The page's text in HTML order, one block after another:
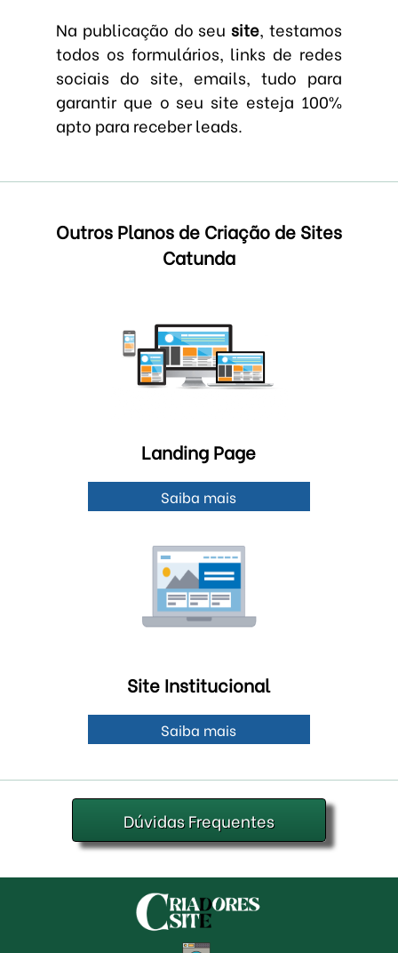
Na publicação do seusite, testamos
todos os formulários, links de redes
sociais do site, emails, tudo para
garantir que o seu site esteja 100%
apto para receber leads.
Outros Planos de Criação de Sites
Catunda
Landing Page
Saiba mais
Site Institucional
Saiba mais
Dúvidas Frequentes